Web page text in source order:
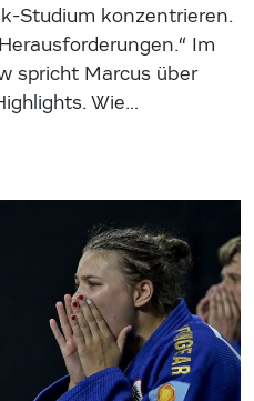
Studium konzentrieren.
Im
spricht Marcus über
Wie…